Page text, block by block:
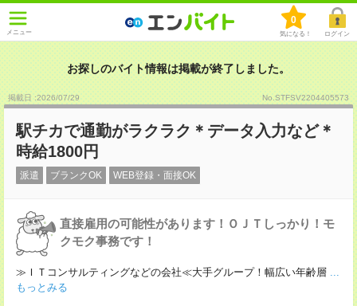
メニュー
0
気になる！ ログイン
お探しのバイト情報は掲載が終了しました。
掲載日 :2026/07/29 No.STFSV2204405573
駅チカで通勤がラクラク＊データ入力など＊
時給1800円
派遣 ブランクOK WEB登録・面接OK
直接雇用の可能性があります！ＯＪＴしっかり！モ
クモク事務です！
≫ＩＴコンサルティングなどの会社≪大手グループ！幅広い年齢層 ...
もっとみる